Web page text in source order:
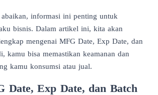
informasi ini penting untuk
bisnis. Dalam artikel ini, kita akan
mengenai MFG Date, Exp Date, dan
kamu bisa memastikan keamanan dan
kamu konsumsi atau jual.
Date, Exp Date, dan Batch